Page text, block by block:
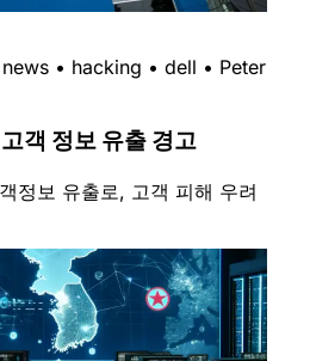
news • hacking • dell • Peter
객 정보 유출 경고
정보 유출로, 고객 피해 우려